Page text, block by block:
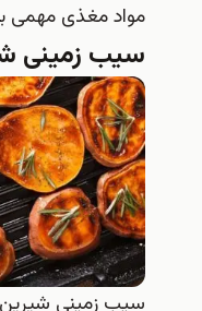
مواد مغذی مهمی به
سیب زمینی
سیب زمینی شیرین